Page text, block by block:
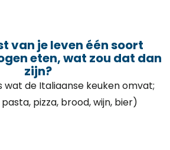
van je leven één soort
eten, wat zou dat dan
zijn?
wat de Italiaanse keuken omvat;
pizza, brood, wijn, bier)